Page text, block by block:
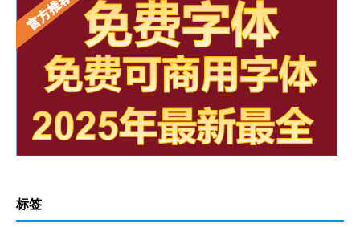
标签